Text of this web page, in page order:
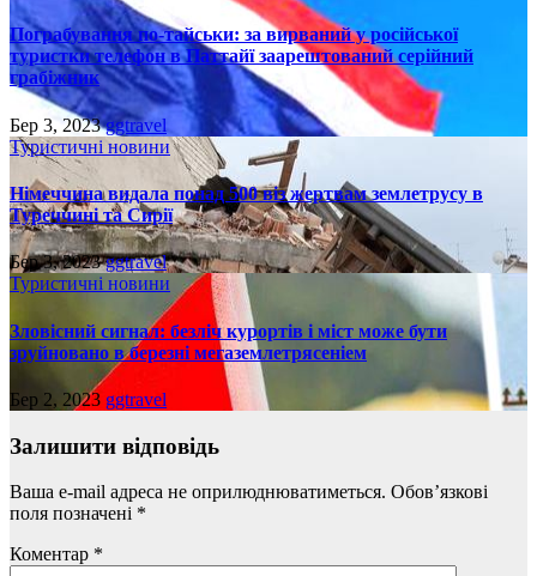
Пограбування по-тайськи: за вирваний у російської
туристки телефон в Паттайї заарештований серійний
грабіжник
Бер 3, 2023ggtravel
Туристичні новини
Німеччина видала понад 500 віз жертвам землетрусу в
Туреччині та Сирії
Бер 3, 2023ggtravel
Туристичні новини
Зловісний сигнал: безліч курортів і міст може бути
зруйновано в березні мегаземлетрясеніем
Бер 2, 2023 ggtravel
Залишити відповідь
Ваша e-mail адреса не оприлюднюватиметься. Обов’язкові
поля позначені *
Коментар *